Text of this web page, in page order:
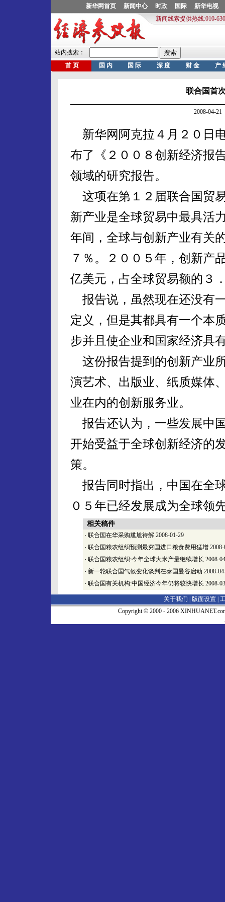
联合国首
2008-04-
新华网阿克拉４月２０日
布了《２００８创新经济报
领域的研究报告。
这项在第１２届联合国贸
新产业是全球贸易中最具活
年间，全球与创新产业有关
７％。２００５年，创新产
亿美元，占全球贸易额的３
报告说，虽然现在还没有
定义，但是其都具有一个本
步并且使企业和国家经济具
这份报告提到的创新产业
演艺术、出版业、纸质媒体
业在内的创新服务业。
报告还认为，一些发展中
开始受益于全球创新经济的
策。
报告同时指出，中国在全
０５年已经发展成为全球领
相关稿件
· 联合国在华采购尴尬待解 2008-01-29
· 联合国粮农组织预测最穷国进口粮食费用猛增
· 联合国粮农组织:今年全球大米产量继续增长 2008-
· 新一轮联合国气候变化谈判在泰国曼谷启动 2008-
· 联合国有关机构:中国经济今年仍将较快增长 2008-
关于我们 | 版面设置
Copyright © 2000 - 2006